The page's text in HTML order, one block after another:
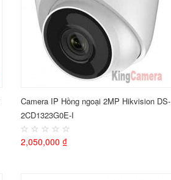
Camera IP Hồng ngoại 2MP Hikvision DS-
2CD1323G0E-I
2,050,000 ₫